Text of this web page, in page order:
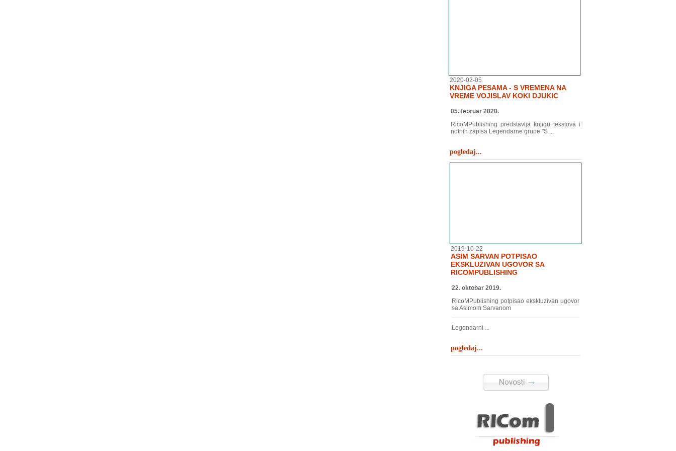
2020-02-05
KNJIGA PESAMA - S VREMENA NA
VREME VOJISLAV KOKI DJUKIC
05. februar 2020.
RicoMPublishing predstavlja knjigu tekstova i
notnih zapisa Legendarne grupe "S ...
pogledaj...
2019-10-22
ASIM SARVAN POTPISAO
EKSKLUZIVAN UGOVOR SA
RICOMPUBLISHING
22. oktobar 2019.
RicoMPublishing potpisao ekskluzivan ugovor
sa Asimom Sarvanom
Legendarni ...
pogledaj...